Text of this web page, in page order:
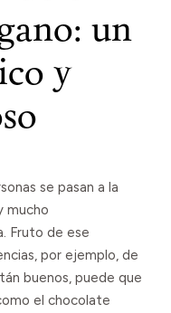
un
y
se pasan a la
mucho
Fruto de ese
por ejemplo, de
buenos, puede que
el chocolate